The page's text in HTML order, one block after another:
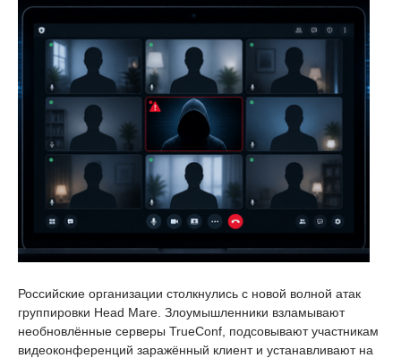
Российские организации столкнулись с новой волной атак
группировки Head Mare. Злоумышленники взламывают
необновлённые серверы TrueConf, подсовывают участникам
видеоконференций заражённый клиент и устанавливают на